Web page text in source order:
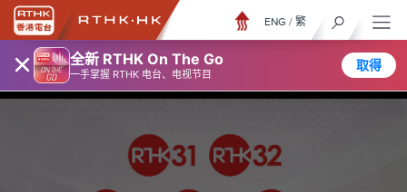
× 全新 RTHK On The Go
一手掌握 RTHK 电台、电视节目
取得
ENG / 繁